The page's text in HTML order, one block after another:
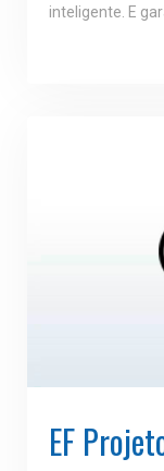
inteligente. E
EF